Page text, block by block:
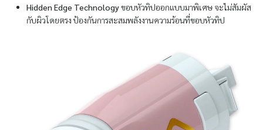
Hidden Edge Technologyขอบหัวทิปออกแบบมาพิเศษ จะไม่สัมผัส
กับผิวโดยตรง ป้องกันการสะสมพลังงานความร้อนที่ขอบหัวทิป